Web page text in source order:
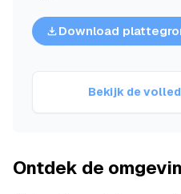
Download
Bekijk de
Ontdek de